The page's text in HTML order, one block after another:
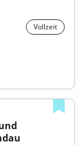
Vollzeit